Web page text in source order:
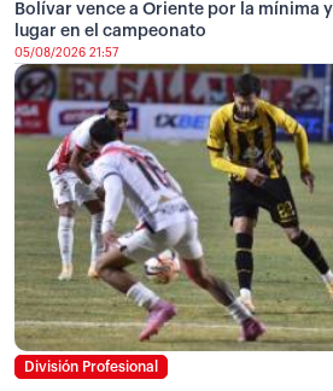
Bolívar vence a Oriente por la mínima
lugar en el campeonato
05/08/2026 21:57
División Profesional